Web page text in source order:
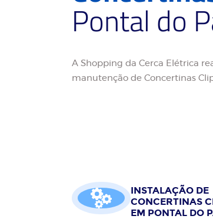
Pontal do
A Shopping da Cerca Elétrica
manutenção de Concertinas
INSTALAÇÃO DE
CONCERTINAS
EM PONTAL DO